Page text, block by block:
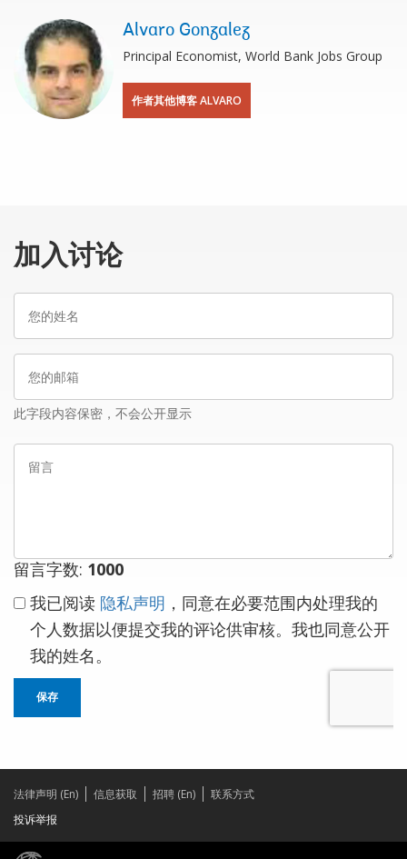
Alvaro Gonzalez
Principal Economist, World Bank Jobs Group
作者其他博客 ALVARO
加入讨论
邮
此字段内容保密，不会公开显示
留言字数: 1000
我已阅读 隐私声明 ，同意在必要范围内处理我的
个人数据以便提交我的评论供审核。我也同意公开
我的姓名。
保存
法律声明 (En) 信息获取 招聘 (En)
联系方式
投诉举报